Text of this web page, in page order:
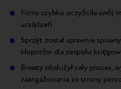
Firma szybko oczyściła swój
urządzeń
Sprzęt został sprawnie
kłopotów dla zespołu
Breezy obsłużył cały proces,
zaangażowania ze strony